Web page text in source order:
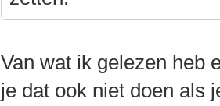
Van wat ik gelezen heb
je dat ook niet doen als